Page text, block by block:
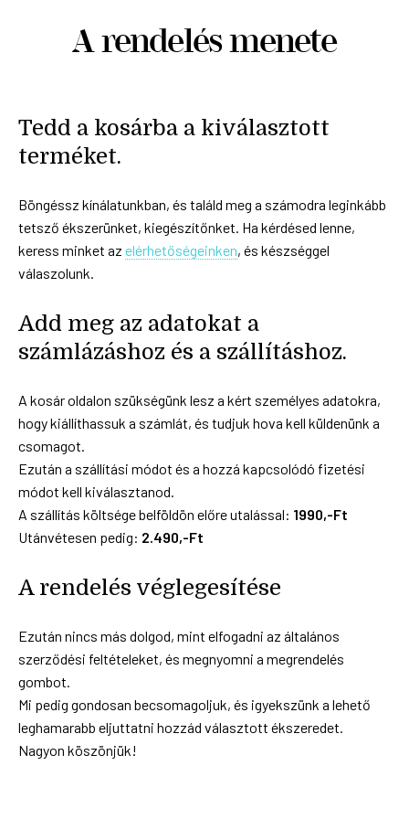
A rendelés menete
Tedd a kosárba a kiválasztott
terméket.
Böngéssz kínálatunkban, és találd meg a számodra leginkább
tetsző ékszerünket, kiegészítőnket. Ha kérdésed lenne,
keress minket az elérhetőségeinken, és készséggel
válaszolunk.
Add meg az adatokat a
számlázáshoz és a szállításhoz.
A kosár oldalon szükségünk lesz a kért személyes adatokra,
hogy kiállíthassuk a számlát, és tudjuk hova kell küldenünk a
csomagot.
Ezután a szállítási módot és a hozzá kapcsolódó fizetési
módot kell kiválasztanod.
A szállítás költsége belföldön előre utalással: 1990,-Ft
Utánvétesen pedig: 2.490,-Ft
A rendelés véglegesítése
Ezután nincs más dolgod, mint elfogadni az általános
szerződési feltételeket, és megnyomni a megrendelés
gombot.
Mi pedig gondosan becsomagoljuk, és igyekszünk a lehető
leghamarabb eljuttatni hozzád választott ékszeredet.
Nagyon köszönjük!